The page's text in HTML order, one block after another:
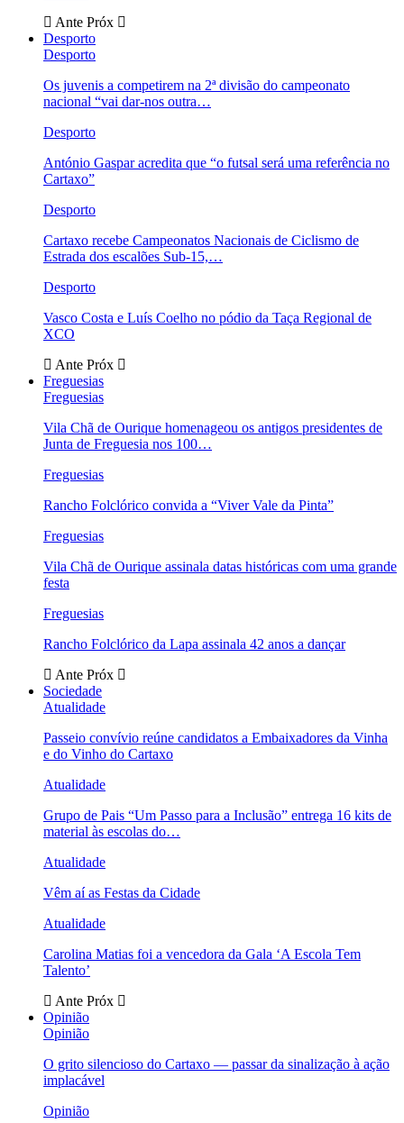
Ante Próx
Desporto
Desporto
Os juvenis a competirem na 2ª divisão do campeonato
nacional “vai dar-nos outra…
Desporto
António Gaspar acredita que “o futsal será uma referência no
Cartaxo”
Desporto
Cartaxo recebe Campeonatos Nacionais de Ciclismo de
Estrada dos escalões Sub-15,…
Desporto
Vasco Costa e Luís Coelho no pódio da Taça Regional de
XCO
Ante Próx
Freguesias
Freguesias
Vila Chã de Ourique homenageou os antigos presidentes de
Junta de Freguesia nos 100…
Freguesias
Rancho Folclórico convida a “Viver Vale da Pinta”
Freguesias
Vila Chã de Ourique assinala datas históricas com uma grande
festa
Freguesias
Rancho Folclórico da Lapa assinala 42 anos a dançar
Ante Próx
Sociedade
Atualidade
Passeio convívio reúne candidatos a Embaixadores da Vinha
e do Vinho do Cartaxo
Atualidade
Grupo de Pais “Um Passo para a Inclusão” entrega 16 kits de
material às escolas do…
Atualidade
Vêm aí as Festas da Cidade
Atualidade
Carolina Matias foi a vencedora da Gala ‘A Escola Tem
Talento’
Ante Próx
Opinião
Opinião
O grito silencioso do Cartaxo — passar da sinalização à ação
implacável
Opinião